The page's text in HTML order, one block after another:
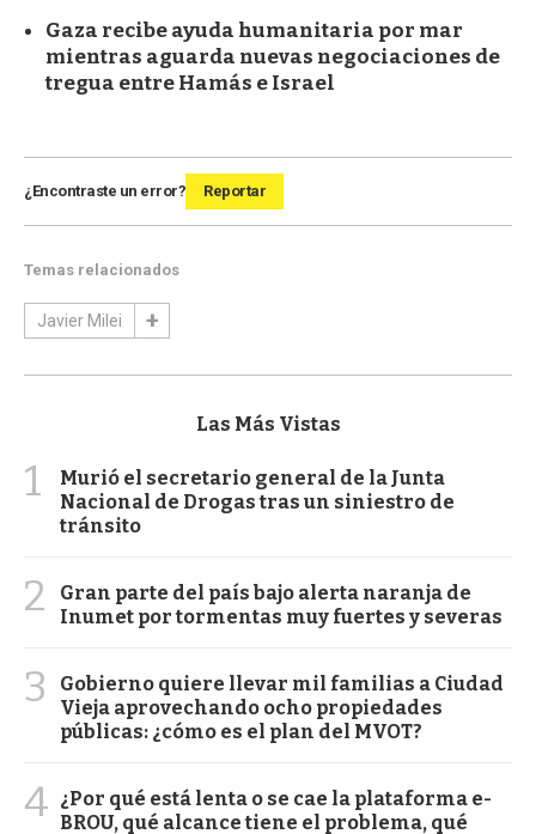
Gaza recibe ayuda humanitaria por mar
mientras aguarda nuevas negociaciones de
tregua entre Hamás e Israel
¿Encontraste un error? Reportar
Temas relacionados
Javier Milei
Las Más Vistas
1
Murió el secretario general de la Junta
Nacional de Drogas tras un siniestro de
tránsito
2
Gran parte del país bajo alerta naranja de
Inumet por tormentas muy fuertes y severas
3
Gobierno quiere llevar mil familias a Ciudad
Vieja aprovechando ocho propiedades
públicas: ¿cómo es el plan del MVOT?
4 ¿Por qué está lenta o se cae la plataforma e-
BROU, qué alcance tiene el problema, qué